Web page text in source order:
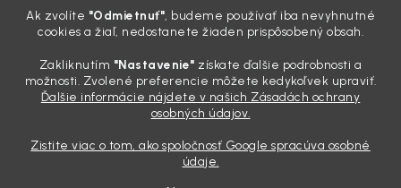
Ak zvolíte "Odmietnuť", budeme používať iba nevyhnutné
cookies a žiaľ, nedostanete žiaden prispôsobený obsah.
Zakliknutím "Nastavenie" získate ďalšie podrobnosti a
možnosti. Zvolené preferencie môžete kedykoľvek upraviť.
Ďalšie informácie nájdete v našich Zásadách ochrany
osobných údajov.
Zistite viac o tom, ako spoločnosť Google spracúva osobné
údaje.
pokaziť náladu. Dobrá správa je, že aj profi výbava ...
Zabudnite na šmuhy: 7 overených vychytávok, ktoré z
28.7.2026
Poznáte ten pocit. Sobota ráno, slnko sa oprie do laku a vy namiesto
radosti vidíte len šedý povlak, zaschnuté kvapky a kolesá čierne od
bodu B, ale pre nás je to vizitka. Nič nepoka...